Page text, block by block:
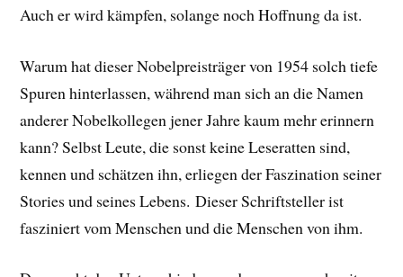
Auch er wird kämpfen, solange noch Hoffnung da ist.
Warum hat dieser Nobelpreisträger von 1954 solch tiefe
Spuren hinterlassen, während man sich an die Namen
anderer Nobelkollegen jener Jahre kaum mehr erinnern
kann? Selbst Leute, die sonst keine Leseratten sind,
kennen und schätzen ihn, erliegen der Faszination seiner
Stories und seines Lebens. Dieser Schriftsteller ist
fasziniert vom Menschen und die Menschen von ihm.